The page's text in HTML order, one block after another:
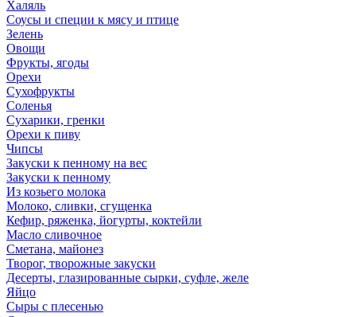
Халяль
Соусы и специи к мясу и птице
Зелень
Овощи
Фрукты, ягоды
Орехи
Сухофрукты
Соленья
Сухарики, гренки
Орехи к пиву
Чипсы
Закуски к пенному на вес
Закуски к пенному
Из козьего молока
Молоко, сливки, сгущенка
Кефир, ряженка, йогурты, коктейли
Масло сливочное
Сметана, майонез
Творог, творожные закуски
Десерты, глазированные сырки, суфле, желе
Яйцо
Сыры с плесенью